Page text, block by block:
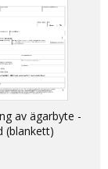
av ägarbyte -
(blankett)